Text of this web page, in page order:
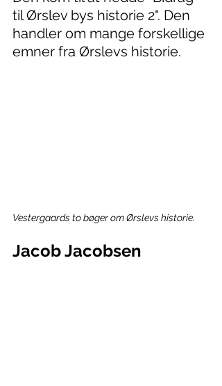
til Ørslev bys historie 2". Den
handler om mange forskellige
emner fra Ørslevs historie.
Vestergaards to bøger om Ørslevs historie.
Jacob Jacobsen